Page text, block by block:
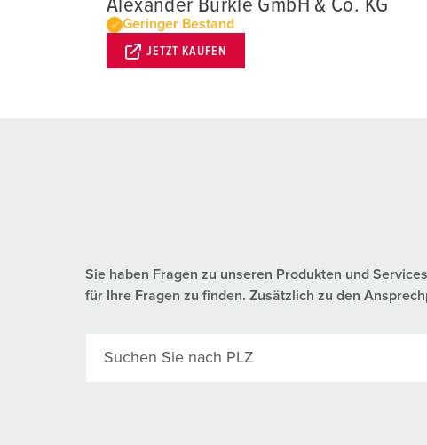
Alexander Bürkle GmbH & Co. KG
Geringer Bestand
JETZT KAUFEN
Sie haben Fragen zu unseren Produkten und
für Ihre Fragen zu finden. Zusätzlich zu den
Suchen Sie nach PLZ